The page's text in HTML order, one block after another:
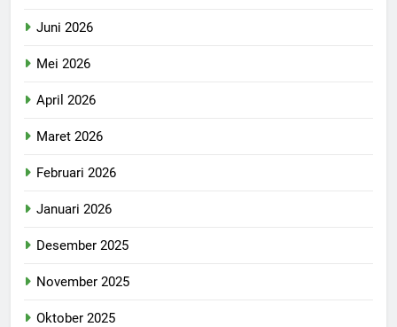
Juni 2026
Mei 2026
April 2026
Maret 2026
Februari 2026
Januari 2026
Desember 2025
November 2025
Oktober 2025